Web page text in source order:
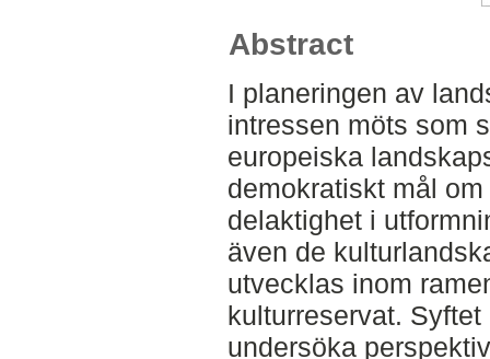
Abstract
I planeringen av
intressen möts som
europeiska
demokratiskt mål
delaktighet i
även de
utvecklas inom
kulturreservat.
undersöka